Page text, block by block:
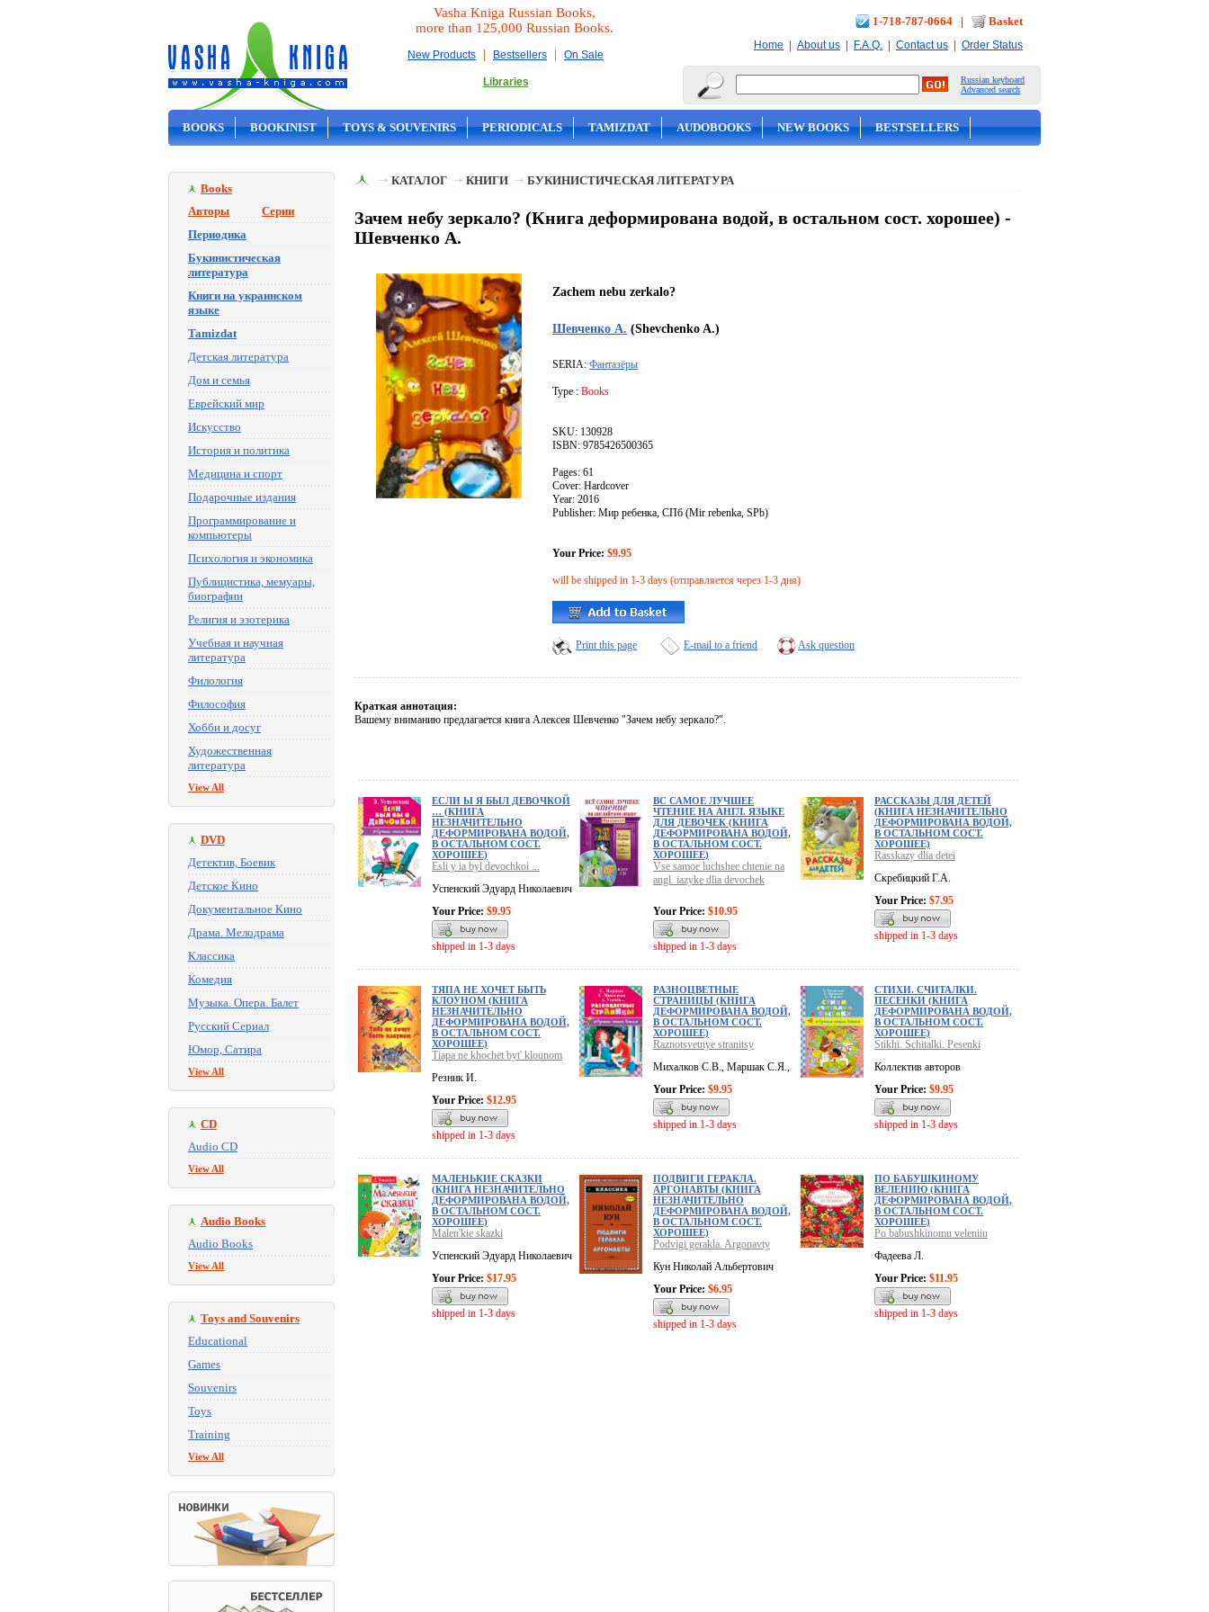
Vasha Kniga Russian Books,
more than 125,000 Russian Books.
New Products | Bestsellers | On Sale
Libraries
1-718-787-0664 | Basket
Home | About us | F.A.Q. | Contact us | Order Status
Russian keyboard
Advanced search
BOOKS BOOKINIST TOYS & SOUVENIRS PERIODICALS TAMIZDAT AUDOBOOKS NEW BOOKS BESTSELLERS
Books
Авторы
Серии
Периодика
Букинистическая
литература
Книги на украинском
языке
Tamizdat
Детская литература
Дом и семья
Еврейский мир
Искусство
История и политика
Медицина и спорт
Подарочные издания
Программирование и
компьютеры
Психология и экономика
Публицистика, мемуары,
биографии
Религия и эзотерика
Учебная и научная
литература
Филология
Философия
Хобби и досуг
Художественная
литература
View All
DVD
Детектив, Боевик
Детское Кино
Документальное Кино
Драма. Мелодрама
Классика
Комедия
Музыка. Опера. Балет
Русский Сериал
Юмор, Сатира
View All
CD
Audio CD
View All
Audio Books
Audio Books
View All
Toys and Souvenirs
Educational
Games
Souvenirs
Toys
Training
View All
КАТАЛОГ КНИГИ БУКИНИСТИЧЕСКАЯ ЛИТЕРАТУРА
Зачем небу зеркало? (Книга деформирована водой, в остальном сост. хорошее) -
Шевченко А.
Zachem nebu zerkalo?
Шевченко А. (Shevchenko A.)
SERIA: Фантазёры
Type : Books
SKU: 130928
ISBN: 9785426500365
Pages: 61
Cover: Hardcover
Year: 2016
Publisher: Мир ребенка, СПб (Mir rebenka, SPb)
Your Price: $9.95
will be shipped in 1-3 days (отправляется через 1-3 дня)
Print this page E-mail to a friend Ask question
Краткая аннотация:
Вашему вниманию предлагается книга Алексея Шевченко "Зачем небу зеркало?".
ЕСЛИ Ы Я БЫЛ ДЕВОЧКОЙ
… (КНИГА
НЕЗНАЧИТЕЛЬНО
ДЕФОРМИРОВАНА ВОДОЙ,
В ОСТАЛЬНОМ СОСТ.
ХОРОШЕЕ)
Esli y ia byl devochkoi ...
Успенский Эдуард Николаевич
Your Price: $9.95
shipped in 1-3 days
ВС САМОЕ ЛУЧШЕЕ
ЧТЕНИЕ НА АНГЛ. ЯЗЫКЕ
ДЛЯ ДЕВОЧЕК (КНИГА
ДЕФОРМИРОВАНА ВОДОЙ,
В ОСТАЛЬНОМ СОСТ.
ХОРОШЕЕ)
Vse samoe luchshee chtenie na
angl. iazyke dlia devochek
Your Price: $10.95
shipped in 1-3 days
РАССКАЗЫ ДЛЯ ДЕТЕЙ
(КНИГА НЕЗНАЧИТЕЛЬНО
ДЕФОРМИРОВАНА ВОДОЙ,
В ОСТАЛЬНОМ СОСТ.
ХОРОШЕЕ)
Rasskazy dlia detei
Скребицкий Г.А.
Your Price: $7.95
shipped in 1-3 days
ТЯПА НЕ ХОЧЕТ БЫТЬ
КЛОУНОМ (КНИГА
НЕЗНАЧИТЕЛЬНО
ДЕФОРМИРОВАНА ВОДОЙ,
В ОСТАЛЬНОМ СОСТ.
ХОРОШЕЕ)
Tiapa ne khochet byt' klounom
Резник И.
Your Price: $12.95
shipped in 1-3 days
РАЗНОЦВЕТНЫЕ
СТРАНИЦЫ (КНИГА
ДЕФОРМИРОВАНА ВОДОЙ,
В ОСТАЛЬНОМ СОСТ.
ХОРОШЕЕ)
Raznotsvetnye stranitsy
Михалков С.В., Маршак С.Я.,
Your Price: $9.95
shipped in 1-3 days
СТИХИ. СЧИТАЛКИ.
ПЕСЕНКИ (КНИГА
ДЕФОРМИРОВАНА ВОДОЙ,
В ОСТАЛЬНОМ СОСТ.
ХОРОШЕЕ)
Stikhi. Schitalki. Pesenki
Коллектив авторов
Your Price: $9.95
shipped in 1-3 days
МАЛЕНЬКИЕ СКАЗКИ
(КНИГА НЕЗНАЧИТЕЛЬНО
ДЕФОРМИРОВАНА ВОДОЙ,
В ОСТАЛЬНОМ СОСТ.
ХОРОШЕЕ)
Malen'kie skazki
Успенский Эдуард Николаевич
Your Price: $17.95
shipped in 1-3 days
ПОДВИГИ ГЕРАКЛА.
АРГОНАВТЫ (КНИГА
НЕЗНАЧИТЕЛЬНО
ДЕФОРМИРОВАНА ВОДОЙ,
В ОСТАЛЬНОМ СОСТ.
ХОРОШЕЕ)
Podvigi gerakla. Argonavty
Кун Николай Альбертович
Your Price: $6.95
shipped in 1-3 days
ПО БАБУШКИНОМУ
ВЕЛЕНИЮ (КНИГА
ДЕФОРМИРОВАНА ВОДОЙ,
В ОСТАЛЬНОМ СОСТ.
ХОРОШЕЕ)
Po babushkinomu veleniiu
Фадеева Л.
Your Price: $11.95
shipped in 1-3 days